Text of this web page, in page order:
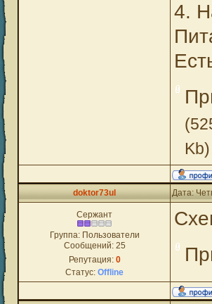
4.
Kb)
doktor73ul Дата:
Сержант
Группа: Пользователи
Сообщений: 25
Репутация: 0
Статус: Offline